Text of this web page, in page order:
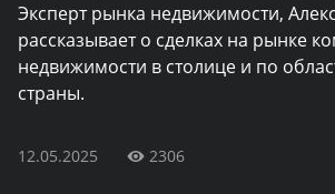
Эксперт рынка недвижимости,
рассказывает о сделках на рынке
недвижимости в столице и по
страны.
12.05.2025 2306